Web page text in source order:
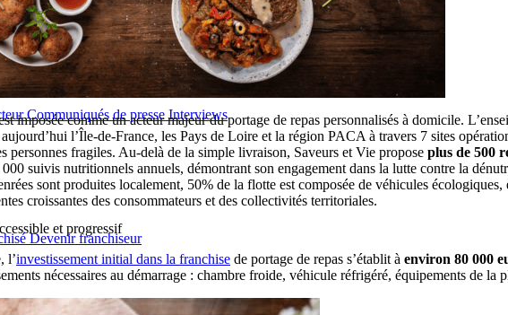
Communiqués de presse Interviews
Devenir franchiseur
imposée comme un acteur majeur du portage de repas personnalisés à domicile.
l’Île-de-France, les Pays de Loire et la région PACA à travers 7 sites
personnes fragiles. Au-delà de la simple livraison, Saveurs et Vie propose plus de 500
suivis nutritionnels annuels, démontrant son engagement dans la lutte contre la
sont produites localement, 50% de la flotte est composée de véhicules
croissantes des consommateurs et des collectivités territoriales.
et progressif
l’investissement initial dans la franchise de portage de repas s’établit à environ 80 000
nécessaires au démarrage : chambre froide, véhicule réfrigéré, équipements de